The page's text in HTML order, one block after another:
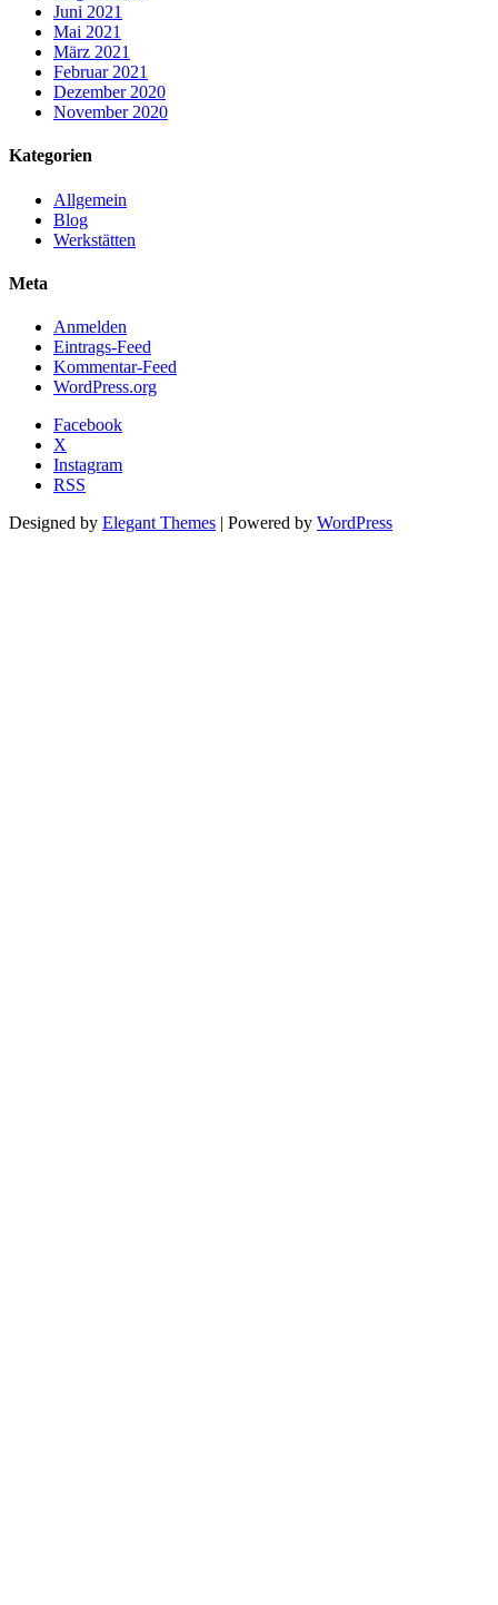
Juni 2021
Mai 2021
März 2021
Februar 2021
Dezember 2020
November 2020
Kategorien
Allgemein
Blog
Werkstätten
Meta
Anmelden
Eintrags-Feed
Kommentar-Feed
WordPress.org
Facebook
X
Instagram
RSS
Designed by Elegant Themes | Powered by WordPress